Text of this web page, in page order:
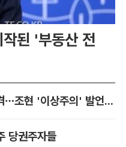
된 '부동산 전
소통 원활하다며 전례 없는 직격…조현 '이상주의' 발언 논란
당권주자들